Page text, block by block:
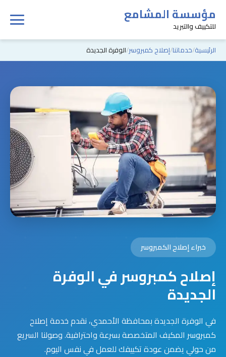
مؤسسة المشامع
للتكييف والتبريد
الرئيسية خدماتنا إصلاح كمبروسر الوفرة الجديدة
خبراء إصلاح الكمبروسر
إصلاح كمبروسر في الوفرة
الجديدة
في الوفرة الجديدة بمحافظة الأحمدي، نقدم خدمة إصلاح
كمبروسر المكيف المتخصصة بسرعة واحترافية. وصولنا السريع
من حولي يضمن عودة تكييفك للعمل في نفس اليوم.